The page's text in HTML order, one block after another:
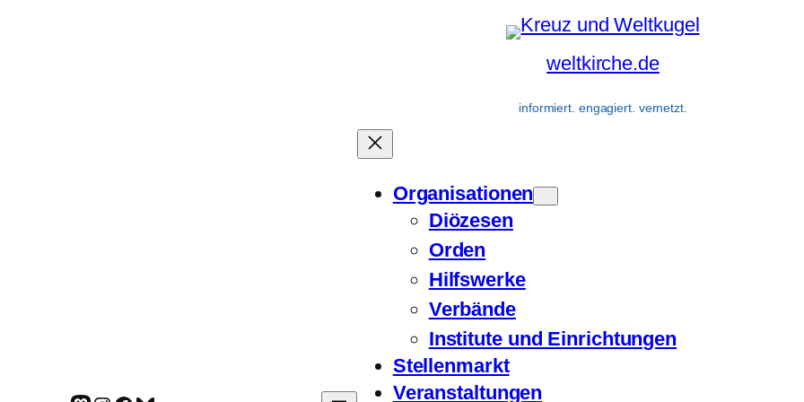
weltkirche.de
informiert. engagiert. vernetzt.
Organisationen
Diözesen
Orden
Hilfswerke
Verbände
Institute und Einrichtungen
Stellenmarkt
Veranstaltungen